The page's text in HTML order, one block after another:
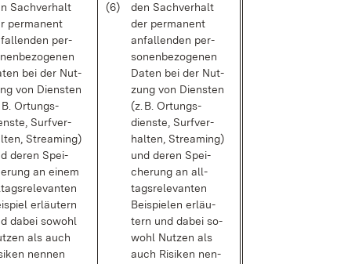
Sach­ver­halt
per­ma­nent
per­
bei der Nut­
von Diens­ten
B. Or­tungs­
Surf­ver­
Strea­m­ing)
de­ren Spei­
an ei­nem
er­läu­tern
da­bei so­wohl
als auch
nen­nen
(6)
den Sach­ver­halt
der per­ma­nent
an­fal­len­den per­
so­nen­be­zo­ge­nen
Da­ten bei der Nut­
zung von Diens­ten
(z. B. Or­tungs­
diens­te, Surf­ver­
hal­ten, Strea­m­ing)
und de­ren Spei­
che­rung an all­
tags­re­le­van­ten
Bei­spie­len er­läu­
tern und da­bei so­
wohl Nut­zen als
auch Ri­si­ken nen­